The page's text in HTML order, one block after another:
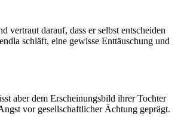
vertraut darauf, dass er selbst entscheiden
schläft, eine gewisse Enttäuschung und
aber dem Erscheinungsbild ihrer Tochter
vor gesellschaftlicher Ächtung geprägt.